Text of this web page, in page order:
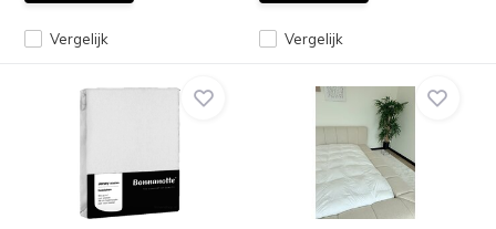
Vergelijk Vergelijk